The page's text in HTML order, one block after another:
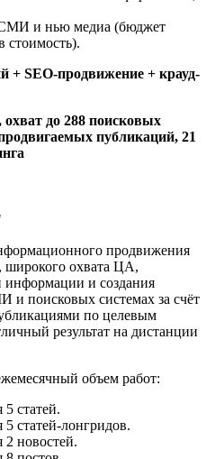
и нью медиа (бюджет
стоимость).
+ SEO-продвижение + крауд-
до 288 поисковых
публикаций, 21
продвижения
широкого охвата ЦА,
информации и создания
и поисковых системах за счёт
по целевым
результат на дистанции
объем работ:
статей.
статей-лонгридов.
новостей.